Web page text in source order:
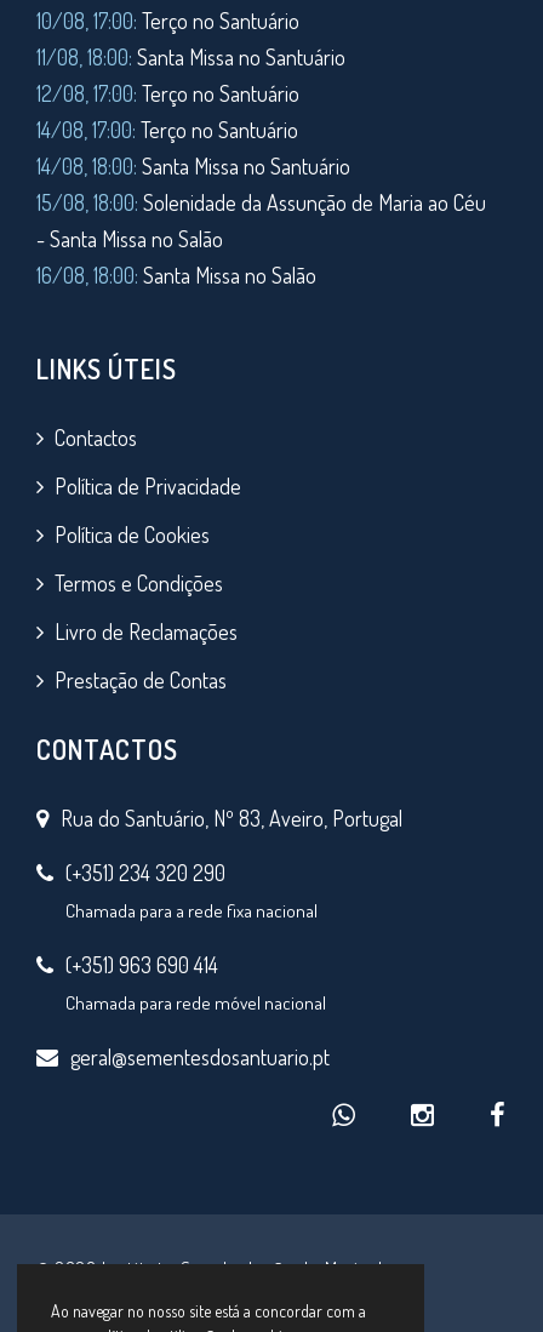
Ao navegar no nosso site está a concordar com a
10/08, 17:00: Terço no Santuário
11/08,18:00: Santa Missa no Santuário
12/08, 17:00: Terço no Santuário
14/08, 17:00: Terço no Santuário
14/08, 18:00: Santa Missa no Santuário
15/08, 18:00: Solenidade da Assunção de Maria ao Céu
- Santa Missa no Salão
16/08, 18:00: Santa Missa no Salão
LINKS ÚTEIS
Contactos
Política de Privacidade
Política de Cookies
Termos e Condições
Livro de Reclamações
Prestação de Contas
CONTACTOS
Rua do Santuário, Nº 83, Aveiro, Portugal
(+351) 234 320 290
Chamada para a rede fixa nacional
(+351) 963 690 414
Chamada para rede móvel nacional
geral@sementesdosantuario.pt
© 2026 Instituto Secular Irmãs de Maria de
Schoenstatt